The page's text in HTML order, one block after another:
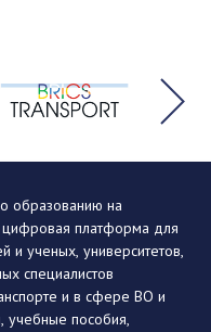
образованию на
платформа для
и ученых, университетов,
специалистов
и в сфере ВО и
учебные пособия,